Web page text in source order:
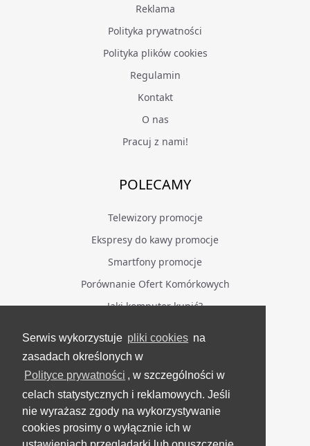
Serwis wykorzystuje pliki cookies na
zasadach określonych w
Polityce prywatności , w szczególności w
celach statystycznych i reklamowych. Jeśli
nie wyrażasz zgody na wykorzystywanie
cookies prosimy o wyłącznie ich w
Reklama
Polityka prywatności
Polityka plików cookies
Regulamin
Kontakt
O nas
Pracuj z nami!
POLECAMY
Telewizory promocje
Ekspresy do kawy promocje
Smartfony promocje
Porównanie Ofert Komórkowych
Jaki komputer kupić?
BĄDŹ NA BIEŻĄCO
Facebook
Grupa Testerzy Videotestów
YouTube